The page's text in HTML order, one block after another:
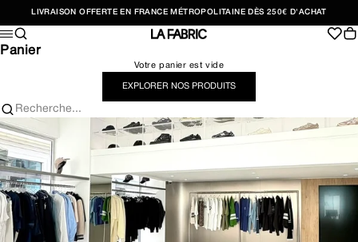
LIVRAISON OFFERTE EN FRANCE MÉTROPOLITAINE DÈS 250€ D'ACHAT
LA FABRIC SHOP
Menu
Recherche
Panier
Votre panier est vide
EXPLORER NOS PRODUITS
Recherche...